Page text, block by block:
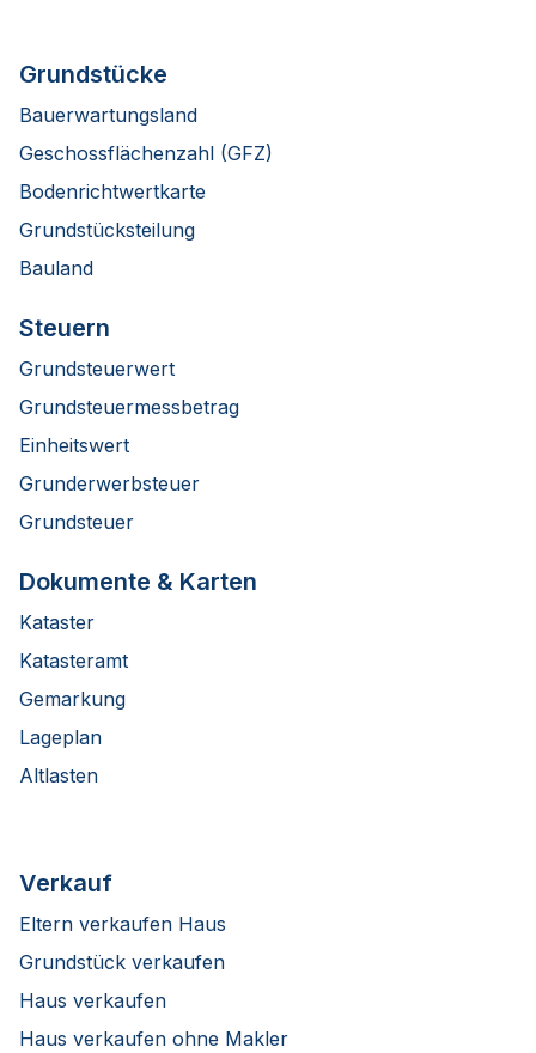
Grundstücke
Bauerwartungsland
Geschossflächenzahl (GFZ)
Bodenrichtwertkarte
Grundstücksteilung
Bauland
Steuern
Grundsteuerwert
Grundsteuermessbetrag
Einheitswert
Grunderwerbsteuer
Grundsteuer
Dokumente & Karten
Kataster
Katasteramt
Gemarkung
Lageplan
Altlasten
Verkauf
Eltern verkaufen Haus
Grundstück verkaufen
Haus verkaufen
Haus verkaufen ohne Makler